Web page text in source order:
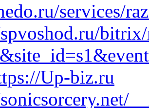
services/
Up-biz.ru